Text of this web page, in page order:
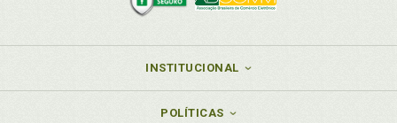
INSTITUCIONAL
POLÍTICAS